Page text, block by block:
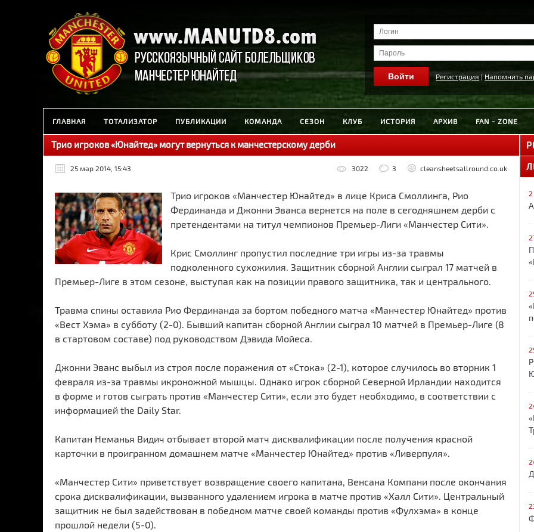
Регистрация |Напомнить
ГЛАВНАЯ ТОТАЛИЗАТОР ПУБЛИКАЦИИ КОМАНДА СЕЗОН КЛУБ ИСТОРИЯ АРХИВ FAN - ZONE
Трио игроков «Юнайтед» могут вернуться к манчестерскому дерби
25 мар 2014, 15:43 3022 3 cleansheetsallround.co.uk
Трио игроков «Манчестер Юнайтед» в лице Криса Смоллинга, Рио
Фердинанда и Джонни Эванса вернется на поле в сегодняшнем дерби с
претендентами на титул чемпионов Премьер-Лиги «Манчестер Сити».
Крис Смоллинг пропустил последние три игры из-за травмы
подколенного сухожилия. Защитник сборной Англии сыграл 17 матчей в
Премьер-Лиге в этом сезоне, выступая как на позиции правого защитника, так и центрального.
Травма спины оставила Рио Фердинанда за бортом победного матча «Манчестер Юнайтед» против
«Вест Хэма» в субботу (2-0). Бывший капитан сборной Англии сыграл 10 матчей в Премьер-Лиге (8
в стартовом составе) под руководством Дэвида Мойеса.
Джонни Эванс выбыл из строя после поражения от «Стока» (2-1), которое случилось во вторник 1
февраля из-за травмы икроножной мышцы. Однако игрок сборной Северной Ирландии находится
в форме и готов сыграть против «Манчестер Сити», если это будет необходимо, в соответствии с
информацией the Daily Star.
Капитан Неманья Видич отбывает второй матч дисквалификации после получения красной
карточки в проигранном домашнем матче «Манчестер Юнайтед» против «Ливерпуля».
«Манчестер Сити» приветствует возвращение своего капитана, Венсана Компани после окончания
срока дисквалификации, вызванного удалением игрока в матче против «Халл Сити». Центральный
защитник не был задействован в победном матче своей команды против «Фулхэма» в конце
прошлой недели (5-0).
2